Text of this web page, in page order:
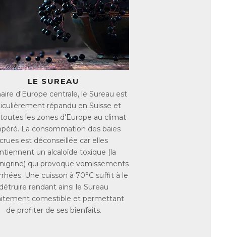
du corps au fil du temps.
deux sont particulièrement
ses constituants qui entraine donc le
entre une protéine et un sucre. Elle
ce qui altère leurs fonctions.
ils sont particulièrement visibles sur
de taches brunes, cheveux ternes,
de ces mécanismes.
superoxyde dismutase, une enzyme
et l’Acide Bétulinique appartenant à la
plus le Chaga aurait la capacité de
de la peau et la réparation de la
et favoriser la réparation des
de soutenir la santé de la peau et des
LE SUREAU
d'Europe centrale, le Sureau est
répandu en Suisse et
les zones d'Europe au climat
La consommation des baies
crues est déconseillée car elles
un alcaloïde toxique (la
qui provoque vomissements
Une cuisson à 70°C suffit à le
détruire rendant ainsi le Sureau
comestible et permettant
de profiter de ses bienfaits.